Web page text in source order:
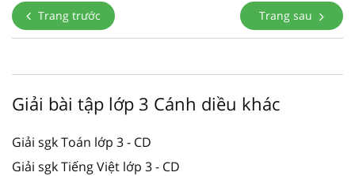
Trang trước Trang sau
Giải bài tập lớp 3 Cánh diều khác
Giải sgk Toán lớp 3 - CD
Giải sgk Tiếng Việt lớp 3 - CD